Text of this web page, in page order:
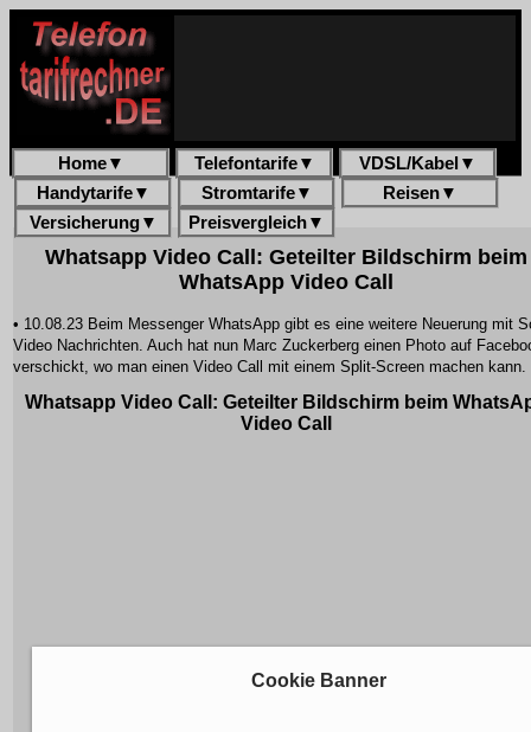
Home▼ Telefontarife▼ VDSL/Kabel ▼
Handytarife▼ Stromtarife▼ Reisen▼
Versicherung▼ Preisvergleich▼
Whatsapp Video Call: Geteilter Bildschirm beim
WhatsApp Video Call
• 10.08.23 Beim Messenger WhatsApp gibt es eine weitere Neuerung mit
Video Nachrichten. Auch hat nun Marc Zuckerberg einen Photo auf
verschickt, wo man einen Video Call mit einem Split-Screen machen kann.
Whatsapp Video Call: Geteilter Bildschirm beim
Video Call
Cookie Banner